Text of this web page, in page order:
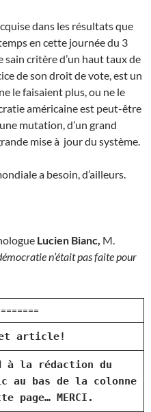
dans les résultats que
en cette journée du 3
sain critère d’un haut taux de
de son droit de vote, est un
le faisaient plus, ou ne le
américaine est peut-être
mutation, d’un grand
mise à jour du système.
a besoin, d’ailleurs.
Lucien Bianc, M.
n’était pas faite pour
article!
à la rédaction du
au bas de la colonne
page… MERCI.